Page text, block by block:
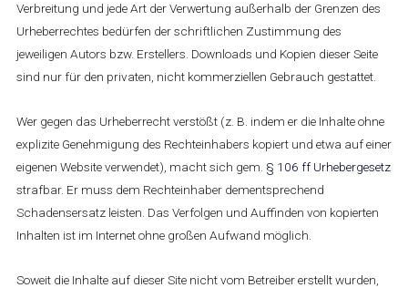
Verbreitung und jede Art der Verwertung außerhalb der Grenzen des
Urheberrechtes bedürfen der schriftlichen Zustimmung des
jeweiligen Autors bzw. Erstellers. Downloads und Kopien dieser Seite
sind nur für den privaten, nicht kommerziellen Gebrauch gestattet.
Wer gegen das Urheberrecht verstößt (z. B. indem er die Inhalte ohne
explizite Genehmigung des Rechteinhabers kopiert und etwa auf einer
eigenen Website verwendet), macht sich gem. § 106 ff Urhebergesetz
strafbar. Er muss dem Rechteinhaber dementsprechend
Schadensersatz leisten. Das Verfolgen und Auffinden von kopierten
Inhalten ist im Internet ohne großen Aufwand möglich.
Soweit die Inhalte auf dieser Site nicht vom Betreiber erstellt wurden,